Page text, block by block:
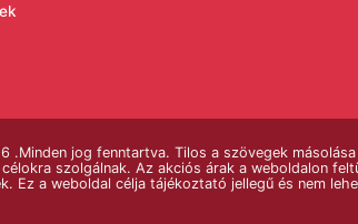
.Minden jog fenntartva. Tilos a szövegek
szolgálnak. Az akciós árak a weboldalon
Ez a weboldal célja tájékoztató jellegű és nem